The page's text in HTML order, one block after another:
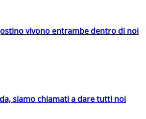
vivono entrambe dentro di noi
siamo chiamati a dare tutti noi